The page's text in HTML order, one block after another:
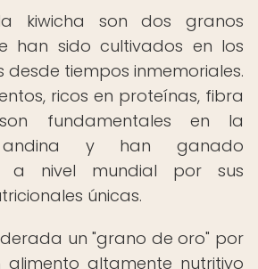
kiwicha son dos granos
han sido cultivados en los
desde tiempos inmemoriales.
ricos en proteínas, fibra
fundamentales en la
andina y han ganado
a nivel mundial por sus
únicas.
un "grano de oro" por
alimento altamente nutritivo